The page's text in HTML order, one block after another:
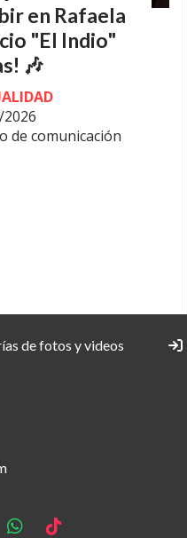
en Rafaela
"El Indio"
🎶
de comunicación
de fotos y videos